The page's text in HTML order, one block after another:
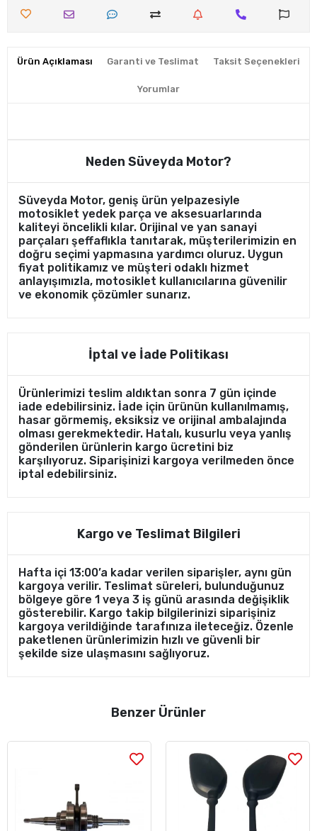
Ürün Açıklaması Garanti ve Teslimat Taksit Seçenekleri
Yorumlar
Neden Süveyda Motor?
Süveyda Motor, geniş ürün yelpazesiyle
motosiklet yedek parça ve aksesuarlarında
kaliteyi öncelikli kılar. Orijinal ve yan sanayi
parçaları şeffaflıkla tanıtarak, müşterilerimizin en
doğru seçimi yapmasına yardımcı oluruz. Uygun
fiyat politikamız ve müşteri odaklı hizmet
anlayışımızla, motosiklet kullanıcılarına güvenilir
ve ekonomik çözümler sunarız.
İptal ve İade Politikası
Ürünlerimizi teslim aldıktan sonra 7 gün içinde
iade edebilirsiniz. İade için ürünün kullanılmamış,
hasar görmemiş, eksiksiz ve orijinal ambalajında
olması gerekmektedir. Hatalı, kusurlu veya yanlış
gönderilen ürünlerin kargo ücretini biz
karşılıyoruz. Siparişinizi kargoya verilmeden önce
iptal edebilirsiniz.
Kargo ve Teslimat Bilgileri
Hafta içi 13:00’a kadar verilen siparişler, aynı gün
kargoya verilir. Teslimat süreleri, bulunduğunuz
bölgeye göre 1 veya 3 iş günü arasında değişiklik
gösterebilir. Kargo takip bilgilerinizi siparişiniz
kargoya verildiğinde tarafınıza ileteceğiz. Özenle
paketlenen ürünlerimizin hızlı ve güvenli bir
şekilde size ulaşmasını sağlıyoruz.
Benzer Ürünler